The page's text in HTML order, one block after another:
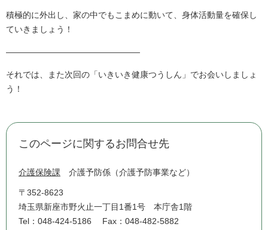
積極的に外出し、家の中でもこまめに動いて、身体活動量を確保し
ていきましょう！
――――――――――――――――
それでは、また次回の「いきいき健康つうしん」でお会いしましょ
う！
このページに関するお問合せ先
介護保険課 介護予防係（介護予防事業など）
〒352-8623
埼玉県新座市野火止一丁目1番1号 本庁舎1階
Tel：048-424-5186
Fax：048-482-5882